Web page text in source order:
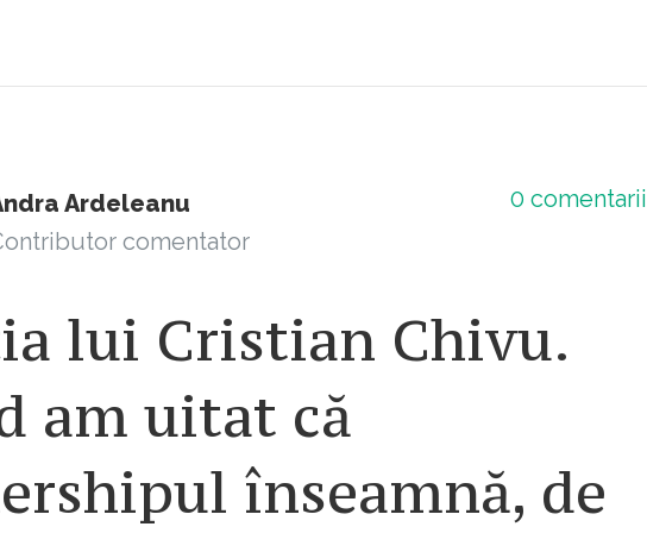
Ardeleanu
comentator
0 comentarii
lui Cristian Chivu.
am uitat că
înseamnă, de